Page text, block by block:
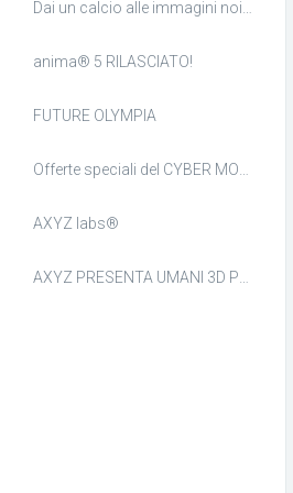
anima® 5 RILASCIATO!
FUTURE OLYMPIA
AXYZ labs®